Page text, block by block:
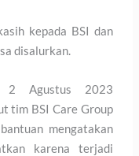
kepada BSI dan
disalurkan.
2 Agustus 2023
tim BSI Care Group
mengatakan
karena terjadi